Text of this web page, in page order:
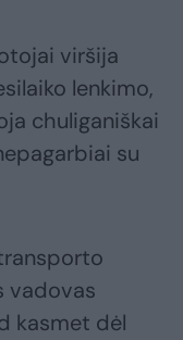
viršija
lenkimo,
chuliganiškai
su
vadovas
kasmet dėl